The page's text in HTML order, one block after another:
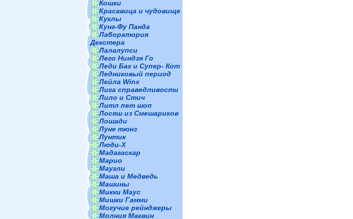
Кошки
Красавица и чудовище
Куклы
Кунг-Фу Панда
Лаборатория
Декстера
Лалалупси
Лего Ниндзя Го
Леди Баг и Супер- Кот
Ледниковый период
Лейла Winx
Лига справедливости
Лило и Стич
Литл пет шоп
Лосяш из Смешариков
Лошади
Луне тюнз
Лунтик
Люди-Х
Мадагаскар
Марио
Маугли
Маша и Медведь
Машины
Микки Маус
Мишки Гамми
Могучие рейнджеры
Молния Маквин